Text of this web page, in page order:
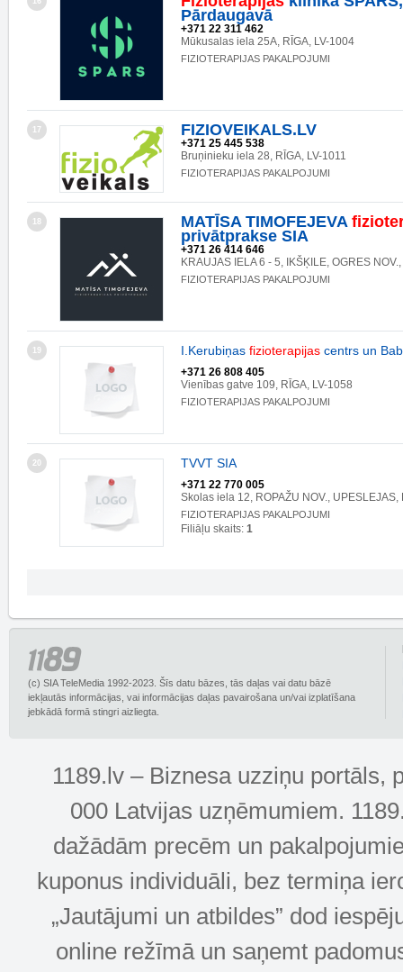
Pārdaugavā
+371 22 311 462
Mūkusalas iela 25A, RĪGA, LV-1004
FIZIOTERAPIJAS PAKALPOJUMI
17 FIZIOVEIKALS.LV
+371 25 445 538
Bruņinieku iela 28, RĪGA, LV-1011
FIZIOTERAPIJAS PAKALPOJUMI
18 MATĪSA TIMOFEJEVA
privātprakse SIA
+371 26 414 646
KRAUJAS IELA 6 - 5, IKŠĶILE, OGRES
FIZIOTERAPIJAS PAKALPOJUMI
19 I.Kerubiņas fizioterapijas centrs un
+371 26 808 405
Vienības gatve 109, RĪGA, LV-1058
FIZIOTERAPIJAS PAKALPOJUMI
20 TVVT SIA
+371 22 770 005
Skolas iela 12, ROPAŽU NOV., UPESLEJAS,
FIZIOTERAPIJAS PAKALPOJUMI
Filiāļu skaits: 1
(c) SIA TeleMedia 1992-2023. Šīs datu bāzes, tās daļas vai datu bāzē
iekļautās informācijas, vai informācijas daļas pavairošana un/vai izplatīšana
jebkādā formā stingri aizliegta.
1189.lv – Biznesa uzziņu portāls,
000 Latvijas uzņēmumiem.
dažādām precēm un
kuponus individuāli, bez termiņa
„Jautājumi un atbildes” dod
online režīmā un saņemt